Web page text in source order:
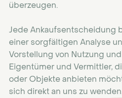
überzeugen.
Jede Ankaufsentscheidung
einer sorgfältigen Analyse
Vorstellung von Nutzung
Eigentümer und Vermittler,
oder Objekte anbieten
sich direkt an uns zu